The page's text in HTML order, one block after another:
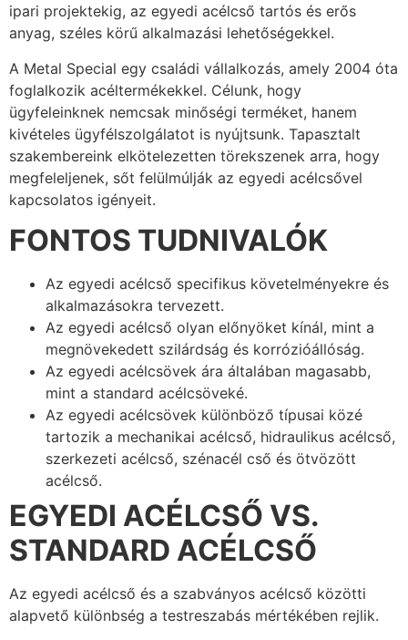
ipari projektekig, az egyedi acélcső tartós és erős
anyag, széles körű alkalmazási lehetőségekkel.
A Metal Special egy családi vállalkozás, amely 2004 óta
foglalkozik acéltermékekkel. Célunk, hogy
ügyfeleinknek nemcsak minőségi terméket, hanem
kivételes ügyfélszolgálatot is nyújtsunk. Tapasztalt
szakembereink elkötelezetten törekszenek arra, hogy
megfeleljenek, sőt felülmúlják az egyedi acélcsővel
kapcsolatos igényeit.
FONTOS TUDNIVALÓK
Az egyedi acélcső specifikus követelményekre és
alkalmazásokra tervezett.
Az egyedi acélcső olyan előnyöket kínál, mint a
megnövekedett szilárdság és korrózióállóság.
Az egyedi acélcsövek ára általában magasabb,
mint a standard acélcsöveké.
Az egyedi acélcsövek különböző típusai közé
tartozik a mechanikai acélcső, hidraulikus acélcső,
szerkezeti acélcső, szénacél cső és ötvözött
acélcső.
EGYEDI ACÉLCSŐ VS.
STANDARD ACÉLCSŐ
Az egyedi acélcső és a szabványos acélcső közötti
alapvető különbség a testreszabás mértékében rejlik.